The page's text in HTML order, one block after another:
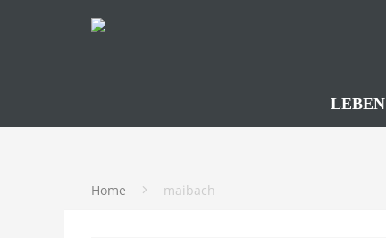
LEBEN
Home maibach